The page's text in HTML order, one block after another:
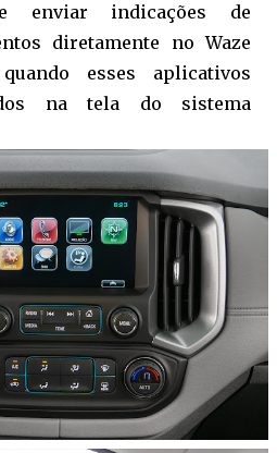
enviar indicações de
diretamente no Waze
esses aplicativos
na tela do sistema